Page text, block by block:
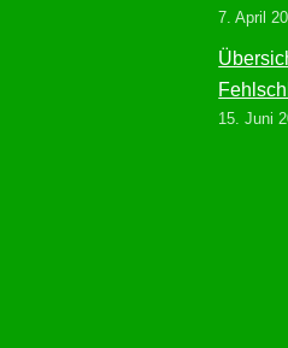
7. April
15. Juni